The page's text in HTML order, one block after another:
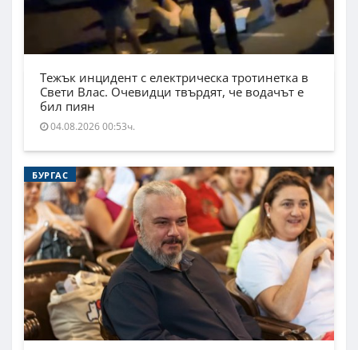
Тежък инцидент с електрическа тротинетка в
Свети Влас. Очевидци твърдят, че водачът е
бил пиян
04.08.2026 00:53ч.
БУРГАС